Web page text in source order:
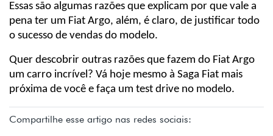
Essas são algumas razões que explicam por que vale a
pena ter um Fiat Argo, além, é claro, de justificar todo
o sucesso de vendas do modelo.
Quer descobrir outras razões que fazem do Fiat Argo
um carro incrível? Vá hoje mesmo à Saga Fiat mais
próxima de você e faça um test drive no modelo.
Compartilhe esse artigo nas redes sociais: